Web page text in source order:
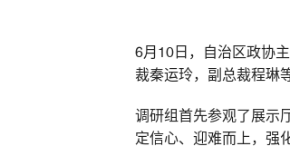
6月10日，自治区政协
裁秦运玲，副总裁程琳
调研组首先参观了展示
定信心、迎难而上，强